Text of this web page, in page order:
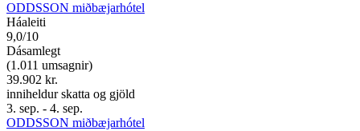
ODDSSON miðbæjarhótel
Háaleiti
9,0/10
Dásamlegt
(1.011 umsagnir)
39.902 kr.
inniheldur skatta og gjöld
3. sep. - 4. sep.
ODDSSON miðbæjarhótel